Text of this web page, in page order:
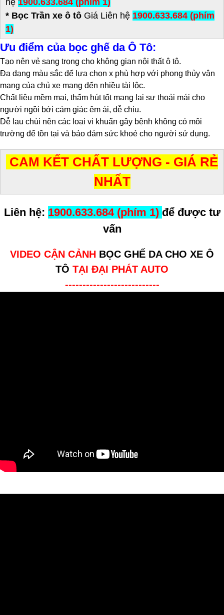
hệ 1900.633.684 (phím 1)
* Bọc Trần xe ô tô Giá Liên hệ 1900.633.684 (phím
1)
Ưu điểm của bọc ghế da Ô Tô:
Tạo nên vẻ sang trọng cho không gian nội thất ô tô.
Đa dạng màu sắc để lựa chọn x phù hợp với phong thủy vận
mạng của chủ xe mang đến nhiều tài lộc.
Chất liệu mềm mại, thấm hút tốt mang lại sự thoải mái cho
người ngồi bởi cảm giác êm ái, dễ chịu.
Dễ lau chùi nên các loại vi khuẩn gây bệnh không có môi
trường để tồn tại và bảo đảm sức khoẻ cho người sử dụng.
CAM KẾT CHẤT LƯỢNG - GIÁ RẺ
NHẤT
Liên hệ: 1900.633.684 (phím 1) để được tư
vấn
VIDEO CẬN CẢNH BỌC GHẾ DA CHO XE Ô
TÔ TẠI ĐẠI PHÁT AUTO
---------------------------